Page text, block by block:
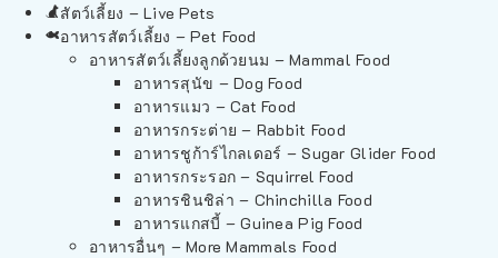
สัตว์เลี้ยง – Live Pets
อาหารสัตว์เลี้ยง – Pet Food
อาหารสัตว์เลี้ยงลูกด้วยนม – Mammal Food
อาหารสุนัข – Dog Food
อาหารแมว – Cat Food
อาหารกระต่าย – Rabbit Food
อาหารชูก้าร์ไกลเดอร์ – Sugar Glider Food
อาหารกระรอก – Squirrel Food
อาหารชินชิล่า – Chinchilla Food
อาหารแกสบี้ – Guinea Pig Food
อาหารอื่นๆ – More Mammals Food